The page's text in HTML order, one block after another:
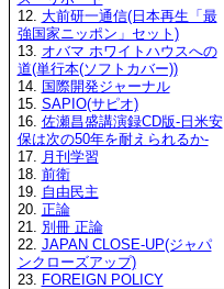
12. 大前研一通信(日本再生「最
強国家ニッポン」セット)
13. オバマ ホワイトハウスへの
道(単行本(ソフトカバー))
14.
国際開発ジャーナル
15. SAPIO(サピオ)
16. 佐瀬昌盛講演録CD版-日米安
保は次の50年を耐えられるか-
17.
月刊学習
18. 前衛
19. 自由民主
20. 正論
21. 別冊 正論
22. JAPAN CLOSE-UP(ジャパ
ンクローズアップ)
23.
FOREIGN POLICY